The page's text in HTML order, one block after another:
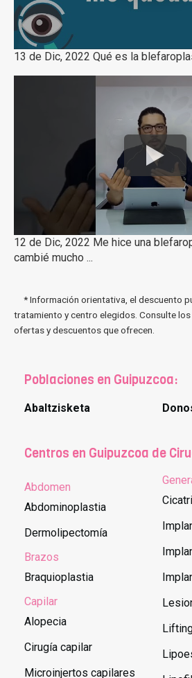
13 de Dic, 2022 Qué es la
12 de Dic, 2022 Me hice una
cambié mucho ...
* Información orientativa, el descuento
tratamiento y centro elegidos. Consulte
ofertas y descuentos que ofrecen.
Poblaciones en Guipuzcoa:
Abaltzisketa
Centros en Guipuzcoa de
Abdomen
Abdominoplastia
Dermolipectomía
Brazos
Braquioplastia
Capilar
Alopecia
Cirugía capilar
Microinjertos capilares